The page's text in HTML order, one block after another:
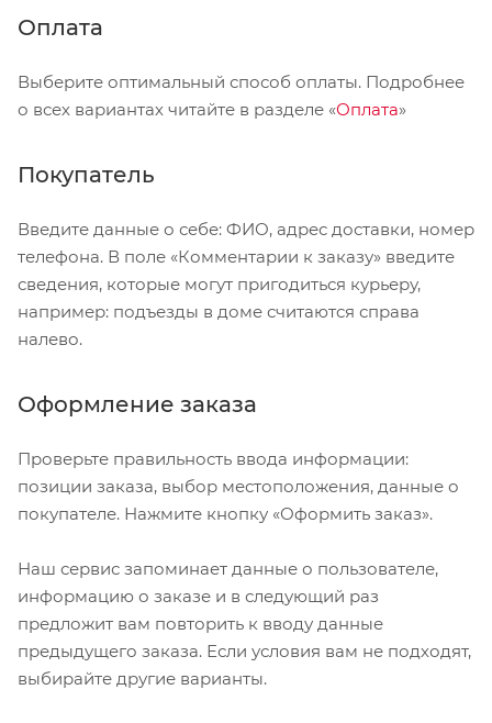
Оплата
Выберите оптимальный способ оплаты. Подробнее
о всех вариантах читайте в разделе «Оплата»
Покупатель
Введите данные о себе: ФИО, адрес доставки, номер
телефона. В поле «Комментарии к заказу» введите
сведения, которые могут пригодиться курьеру,
например: подъезды в доме считаются справа
налево.
Оформление заказа
Проверьте правильность ввода информации:
позиции заказа, выбор местоположения, данные о
покупателе. Нажмите кнопку «Оформить заказ».
Наш сервис запоминает данные о пользователе,
информацию о заказе и в следующий раз
предложит вам повторить к вводу данные
предыдущего заказа. Если условия вам не подходят,
выбирайте другие варианты.